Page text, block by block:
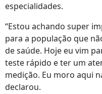
especialidades.
“Estou achando super
para a população que
de saúde. Hoje eu vim
teste rápido e ter um
medição. Eu moro aqui
declarou.